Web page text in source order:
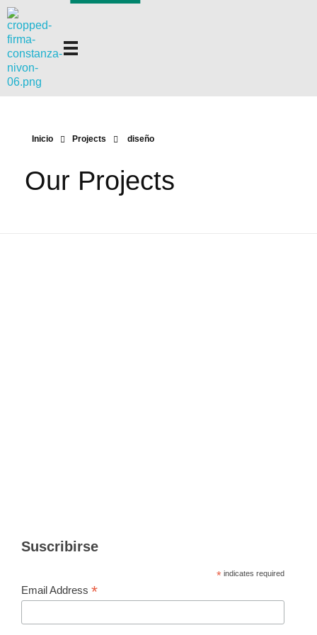
Constanza Nivón
Diseño Gráfico
Inicio Projects diseño
Our Projects
Suscribirse
* indicates required
Email Address *